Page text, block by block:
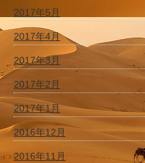
2017年5月
2017年4月
2017年3月
2017年2月
2017年1月
2016年12月
2016年11月